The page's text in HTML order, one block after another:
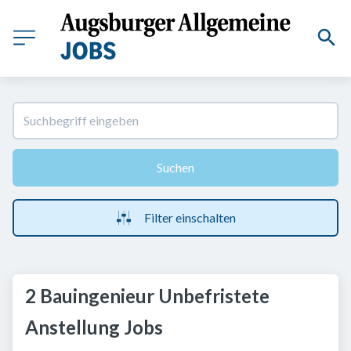
Suchen
Filter einschalten
2 Bauingenieur Unbefristete
Anstellung Jobs